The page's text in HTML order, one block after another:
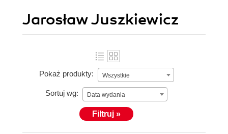
Jarosław Juszkiewicz
Pokaż produkty: Wszystkie
Sortuj wg: Data wydania
Filtruj »